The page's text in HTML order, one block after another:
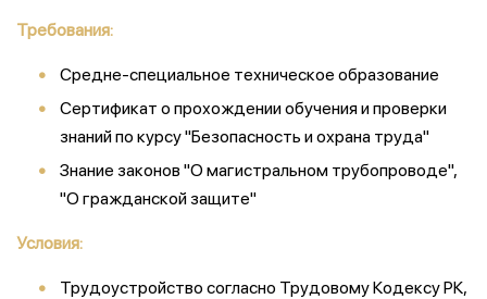
Требования:
Средне-специальное техническое образование
Сертификат о прохождении обучения и проверки
знаний по курсу "Безопасность и охрана труда"
Знание законов "О магистральном трубопроводе",
"О гражданской защите"
Условия:
Трудоустройство согласно Трудовому Кодексу РК,